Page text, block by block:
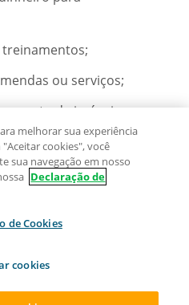
ou serviços;
de imóveis;
de impostos, taxas,
de marcas e
melhorar sua experiência
cookies", você
sua navegação em nosso
Declaração de
de Cookies
cookies